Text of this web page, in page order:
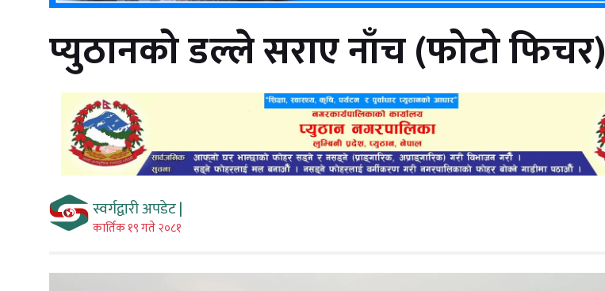
प्युठानको डल्ले सराए नाँच (फोटो फिचर)
स्वर्गद्वारी अपडेट |
कार्तिक १९ गते २०८१